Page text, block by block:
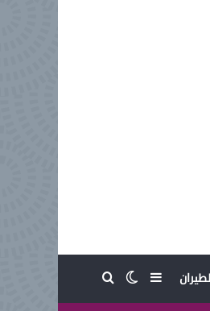
إضافة عمود جانبي
الوضع المظلم
بحث عن